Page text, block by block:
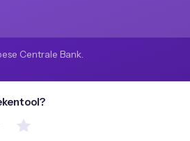
Centrale Bank.